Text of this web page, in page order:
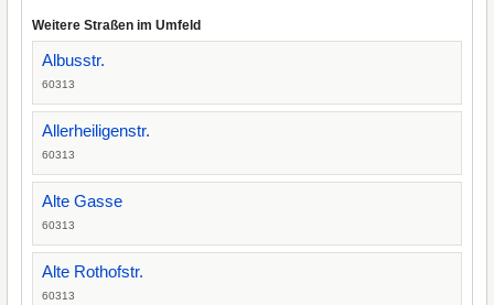
Weitere Straßen im Umfeld
Albusstr.
60313
Allerheiligenstr.
60313
Alte Gasse
60313
Alte Rothofstr.
60313